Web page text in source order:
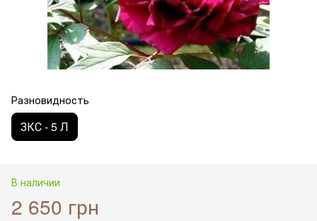
Разновидность
ЗКС - 5 Л
В наличии
2 650 грн